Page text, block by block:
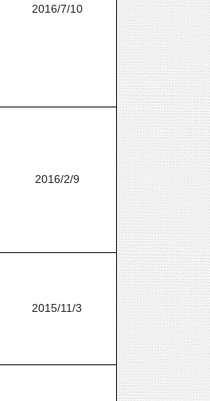
2016/7/10
2016/2/9
2015/11/3